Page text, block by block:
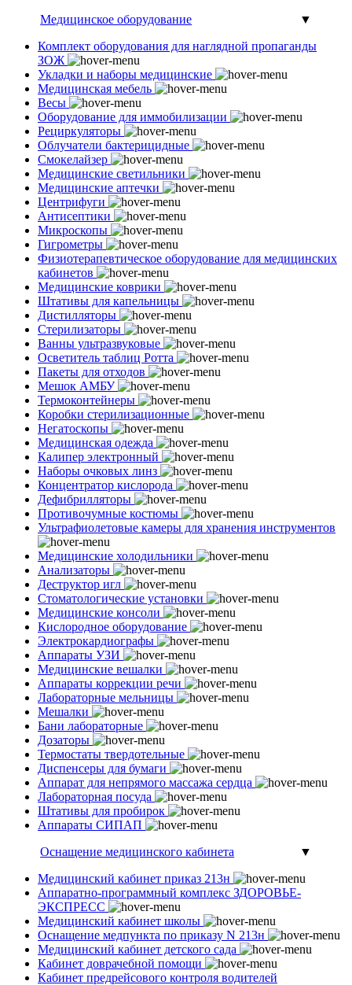
Медицинское оборудование
▼
Комплект оборудования для наглядной пропаганды
ЗОЖ
Укладки и наборы медицинские
Медицинская мебель
Весы
Оборудование для иммобилизации
Рециркуляторы
Облучатели бактерицидные
Смокелайзер
Медицинские светильники
Медицинские аптечки
Центрифуги
Антисептики
Микроскопы
Гигрометры
Физиотерапевтическое оборудование для медицинских
кабинетов
Медицинские коврики
Штативы для капельницы
Дистилляторы
Стерилизаторы
Ванны ультразвуковые
Осветитель таблиц Ротта
Пакеты для отходов
Мешок АМБУ
Термоконтейнеры
Коробки стерилизационные
Негатоскопы
Медицинская одежда
Калипер электронный
Наборы очковых линз
Концентратор кислорода
Дефибрилляторы
Противочумные костюмы
Ультрафиолетовые камеры для хранения инструментов
Медицинские холодильники
Анализаторы
Деструктор игл
Стоматологические установки
Медицинские консоли
Кислородное оборудование
Электрокардиографы
Аппараты УЗИ
Медицинские вешалки
Аппараты коррекции речи
Лабораторные мельницы
Мешалки
Бани лабораторные
Дозаторы
Термостаты твердотельные
Диспенсеры для бумаги
Аппарат для непрямого массажа сердца
Лабораторная посуда
Штативы для пробирок
Аппараты СИПАП
Оснащение медицинского кабинета
▼
Медицинский кабинет приказ 213н
Аппаратно-программный комплекс ЗДОРОВЬЕ-
ЭКСПРЕСС
Медицинский кабинет школы
Оснащение медпункта по приказу N 213н
Медицинский кабинет детского сада
Кабинет доврачебной помощи
Кабинет предрейсового контроля водителей